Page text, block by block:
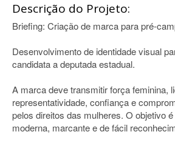
Descrição do Projeto:
Briefing: Criação de marca para pré-
Desenvolvimento de identidade visual
candidata a deputada estadual.
A marca deve transmitir força feminina,
representatividade, confiança e
pelos direitos das mulheres. O objetivo
moderna, marcante e de fácil